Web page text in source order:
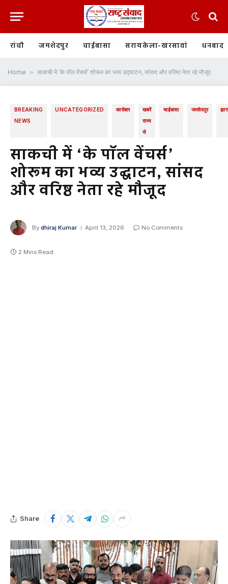
रांची जमशेदपुर चाईबासा सरायकेला-खरसावां धनबाद
Home » साकची में ‘के पॉल वेंचर्स’ शोरूम का भव्य उद्घाटन, सांसद और वरिष्ठ नेता रहे मौजूद
BREAKING
NEWS
UNCATEGORIZED कारोबार
खबरें
राज्य
से
चाईबासा जमशेदपुर
साकची में ‘के पॉल वेंचर्स’
शोरूम का भव्य उद्घाटन, सांसद
और वरिष्ठ नेता रहे मौजूद
By dhiraj Kumar April 13, 2026 No Comments
2 Mins Read
Share